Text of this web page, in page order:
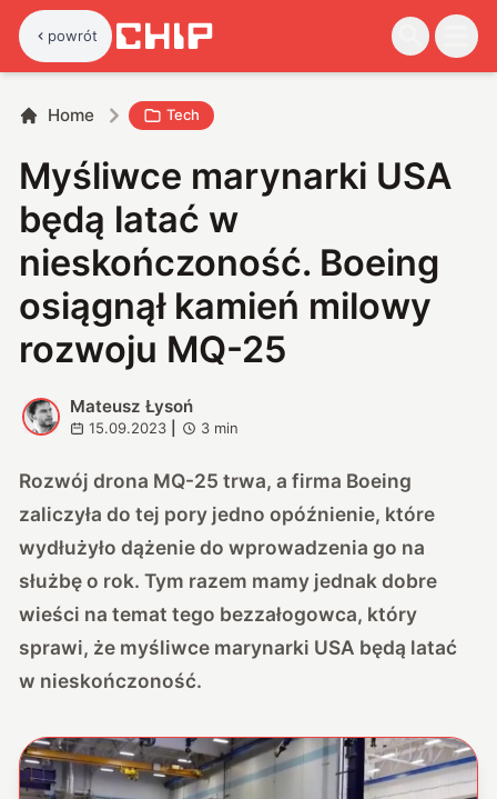
powrót
Home Tech
Myśliwce marynarki USA
będą latać w
nieskończoność. Boeing
osiągnął kamień milowy
rozwoju MQ-25
M
Mateusz Łysoń
15.09.2023 3 min
Rozwój drona MQ-25 trwa, a firma Boeing
zaliczyła do tej pory jedno opóźnienie, które
wydłużyło dążenie do wprowadzenia go na
służbę o rok. Tym razem mamy jednak dobre
wieści na temat tego bezzałogowca, który
sprawi, że myśliwce marynarki USA będą latać
w nieskończoność.